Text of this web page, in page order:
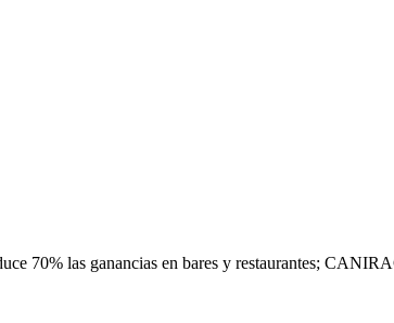
70% las ganancias en bares y restaurantes;